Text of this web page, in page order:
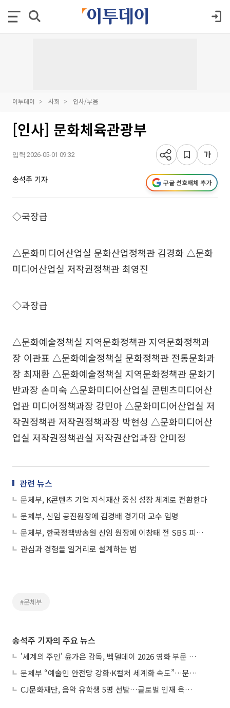
이투데이 사회 인사/부음
[인사] 문화체육관광부
입력 2026-05-01 09:32
송석주 기자 구글 선호매체 추가
◇국장급
△문화미디어산업실 문화산업정책관 김경화 △문화
미디어산업실 저작권정책관 최영진
◇과장급
△문화예술정책실 지역문화정책관 지역문화정책과
장 이관표 △문화예술정책실 문화정책관 전통문화과
장 최재환 △문화예술정책실 지역문화정책관 문화기
반과장 손미숙 △문화미디어산업실 콘텐츠미디어산
업관 미디어정책과장 강민아 △문화미디어산업실 저
작권정책관 저작권정책과장 박현성 △문화미디어산
업실 저작권정책관실 저작권산업과장 안미정
관련 뉴스
문체부, K콘텐츠 기업 지식재산 중심 성장 체계로 전환한다
문체부, 신임 공진원장에 김경배 경기대 교수 임명
문체부, 한국정책방송원 신임 원장에 이창태 전 SBS 피디 임명
관심과 경험을 일거리로 설계하는 법
#문체부
송석주 기자의 주요 뉴스
'세계의 주인' 윤가은 감독, 벡델데이 2026 영화 부문 벡델리안 감독 선정
문체부 “예술인 안전망 강화·K컬처 세계화 속도”…문화강국 청사진 제시
CJ문화재단, 음악 유학생 5명 선발…글로벌 인재 육성 지원